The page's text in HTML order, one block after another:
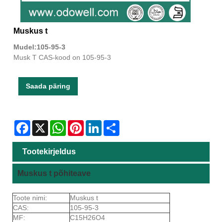
Muskus t
Mudel:105-95-3
Musk T CAS-kood on 105-95-3
Saada päring
Facebook
X WhatsAppPinterestLinkedIn
Tootekirjeldus
Muskus t põhiteave
Toote nimi:
Muskus t
CAS:
105-95-3
MF:
C15H26O4